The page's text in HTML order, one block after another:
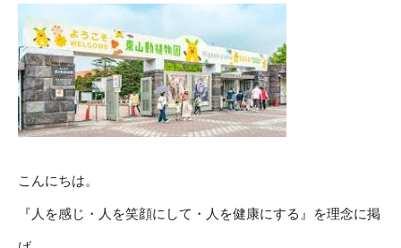
こんにちは。
『人を感じ・人を笑顔にして・人を健康にする』を理念に掲